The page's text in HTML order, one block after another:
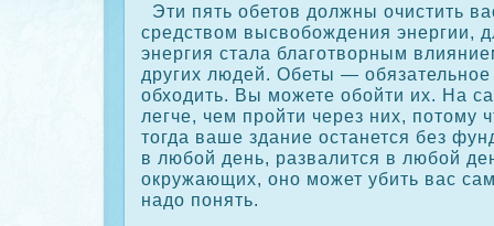
Эти пять обетов должны очистить
средством высвобождения энергии,
энергия стала благотворным
других людей. Обеты —
обходить. Вы можете обойти их. На
легче, чем пройти через них, потому
тогда ваше здание останется без
в любой день, развалится в любой
οкружающих, оно может убить вас
надо понять.